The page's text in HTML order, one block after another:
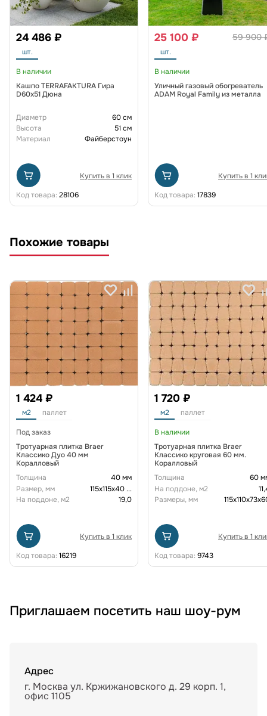
24 486 ₽
шт.
В наличии
Кашпо TERRAFAKTURA Гира
D60х51 Дюна
Диаметр
60 см
Высота
51 см
Материал
Файберстоун
Купить в 1 клик
Код товара: 28106
59 900
25 100 ₽
шт.
В наличии
Уличный газовый обогреватель
ADAM Royal Family из металла
Купить в 1
Код товара: 17839
Похожие товары
1 424 ₽
м2 паллет
Под заказ
Тротуарная плитка Braer
Классико Дуо 40 мм
Коралловый
Толщина
40 мм
Размер, мм
115х115х40...
На поддоне, м2
19,0
Купить в 1 клик
Код товара: 16219
1 720 ₽
м2 паллет
В наличии
Тротуарная плитка Braer
Классико круговая 60 мм.
Коралловый
Толщина
60
На поддоне, м2
Размеры, мм
Купить в 1
Код товара: 9743
Приглашаем посетить наш шоу-рум
Адрес
г. Москва ул. Кржижановского д. 29 корп. 1,
офис 1105